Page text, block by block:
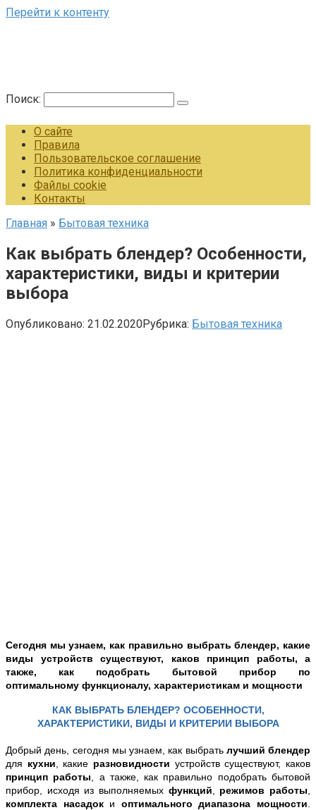
Перейти к контенту
Поиск:
О сайте
Правила
Пользовательское соглашение
Политика конфиденциальности
Файлы cookie
Контакты
Главная » Бытовая техника
Как выбрать блендер? Особенности,
характеристики, виды и критерии
выбора
Опубликовано: 21.02.2020Рубрика: Бытовая техника
Сегодня мы узнаем, как правильно выбрать блендер, какие
виды устройств существуют, каков принцип работы, а
также, как подобрать бытовой прибор по
оптимальному функционалу, характеристикам и мощности
КАК ВЫБРАТЬ БЛЕНДЕР? ОСОБЕННОСТИ,
ХАРАКТЕРИСТИКИ, ВИДЫ И КРИТЕРИИ ВЫБОРА
Добрый день, сегодня мы узнаем, как выбратьлучший блендер
для кухни , какие разновидности устройств существуют, каков
принцип работы , а также, как правильно подобрать бытовой
прибор , исходя из выполняемых функций режимов работы
комплекта насадоки оптимального диапазона мощности